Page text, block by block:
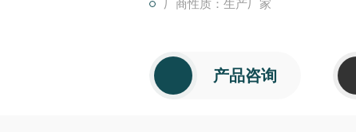
厂商性质：生产厂家
产品咨询